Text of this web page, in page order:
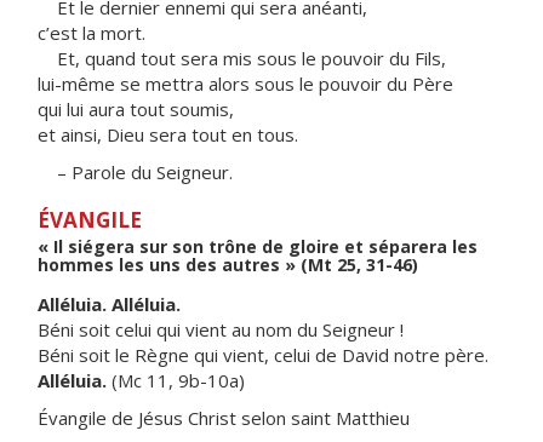
Et le dernier ennemi qui sera anéanti,
c’est la mort.
Et, quand tout sera mis sous le pouvoir du Fils,
lui-même se mettra alors sous le pouvoir du Père
qui lui aura tout soumis,
et ainsi, Dieu sera tout en tous.
– Parole du Seigneur.
ÉVANGILE
« Il siégera sur son trône de gloire et séparera les
hommes les uns des autres » (Mt 25, 31-46)
Alléluia. Alléluia.
Béni soit celui qui vient au nom du Seigneur !
Béni soit le Règne qui vient, celui de David notre père.
Alléluia. (Mc 11, 9b-10a)
Évangile de Jésus Christ selon saint Matthieu